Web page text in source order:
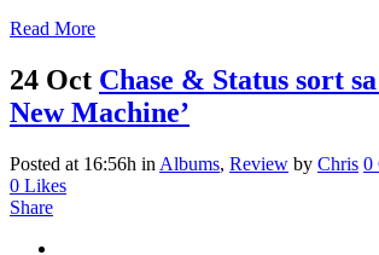
Read More
24 Oct Chase & Status sort
New Machine’
Posted at 16:56h in Albums, Review by Chris 0
0 Likes
Share